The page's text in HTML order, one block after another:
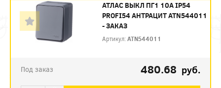
АТЛАС ВЫКЛ ПГ1 10А IP54
PROFI54 АНТРАЦИТ ATN544011
- ЗАКАЗ
Артикул:ATN544011
Под заказ 480.68 руб.